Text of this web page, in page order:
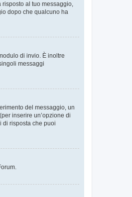
al tuo messaggio,
dopo che qualcuno ha
di invio. È inoltre
messaggi
del messaggio, un
inserire un’opzione di
di risposta che puoi